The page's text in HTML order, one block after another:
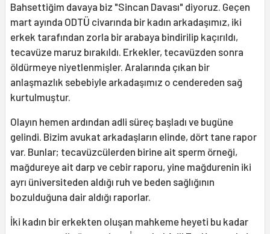
Bahsettiğim davaya biz "Sincan Davası" diyoruz. Geçen
mart ayında ODTÜ civarında bir kadın arkadaşımız, iki
erkek tarafından zorla bir arabaya bindirilip kaçırıldı,
tecavüze maruz bırakıldı. Erkekler, tecavüzden sonra
öldürmeye niyetlenmişler. Aralarında çıkan bir
anlaşmazlık sebebiyle arkadaşımız o cendereden sağ
kurtulmuştur.
Olayın hemen ardından adli süreç başladı ve bugüne
gelindi. Bizim avukat arkadaşların elinde, dört tane rapor
var. Bunlar; tecavüzcülerden birine ait sperm örneği,
mağdureye ait darp ve cebir raporu, yine mağdurenin iki
ayrı üniversiteden aldığı ruh ve beden sağlığının
bozulduğuna dair aldığı raporlar.
İki kadın bir erkekten oluşan mahkeme heyeti bu kadar